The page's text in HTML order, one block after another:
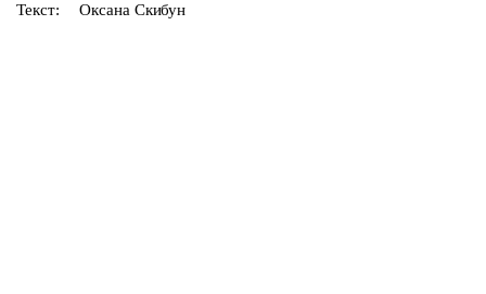
Текст: Оксана Скибун